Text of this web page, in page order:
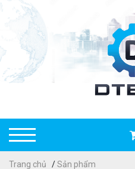
Trang chủ /Sản phẩm